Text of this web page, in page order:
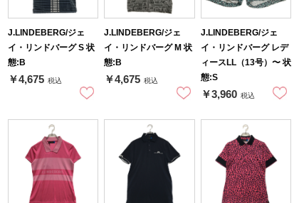
J.LINDEBERG/ジェ
イ・リンドバーグ S 状
態:B
￥4,675 税込
J.LINDEBERG/ジェ
イ・リンドバーグ M 状
態:B
￥4,675 税込
J.LINDEBERG/ジェ
イ・リンドバーグ レデ
ィースLL（13号）〜 状
態:S
￥3,960 税込